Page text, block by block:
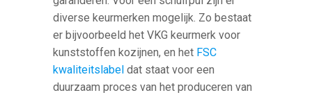
diverse keurmerken mogelijk. Zo bestaat
er bijvoorbeeld het VKG keurmerk voor
kunststoffen kozijnen, en het FSC
kwaliteitslabel dat staat voor een
duurzaam proces van het produceren van